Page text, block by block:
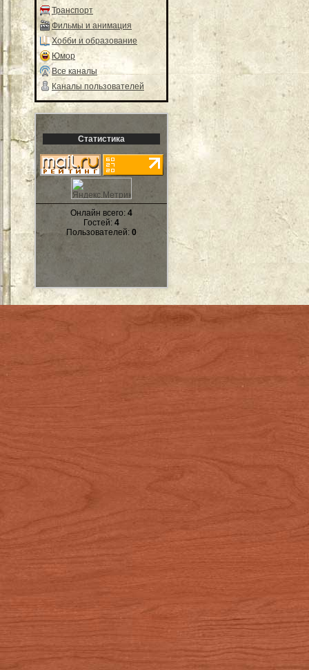
Транспорт
Фильмы и анимация
Хобби и образование
Юмор
Все каналы
Каналы пользователей
Статистика
Онлайн всего: 4
Гостей: 4
Пользователей: 0